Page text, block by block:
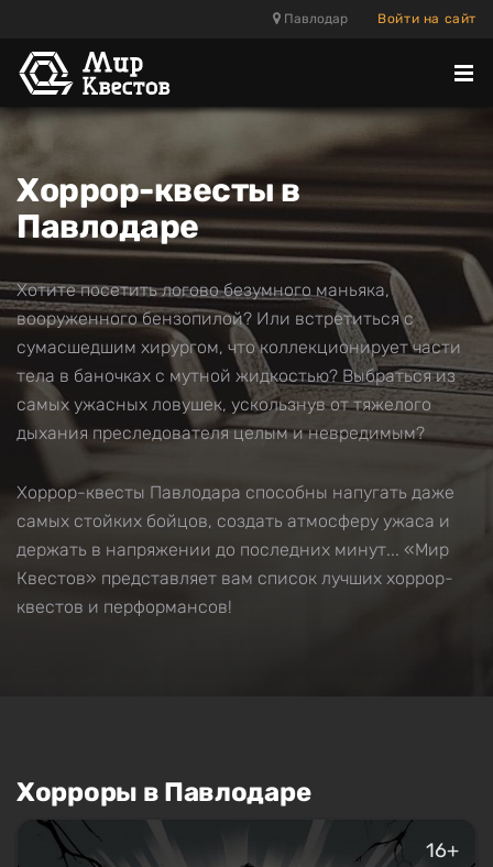
Павлодар Войти на сайт
Хоррор-квесты в
Павлодаре
Хотите посетить логово безумного маньяка,
вооруженного бензопилой? Или встретиться с
сумасшедшим хирургом, что коллекционирует части
тела в баночках с мутной жидкостью? Выбраться из
самых ужасных ловушек, ускользнув от тяжелого
дыхания преследователя целым и невредимым?
Хоррор-квесты Павлодара способны напугать даже
самых стойких бойцов, создать атмосферу ужаса и
держать в напряжении до последних минут... «Мир
Квестов» представляет вам список лучших хоррор-
квестов и перформансов!
Хорроры в Павлодаре
16+